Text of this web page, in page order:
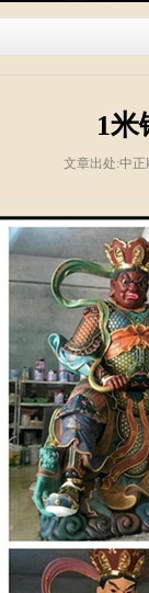
1米
文章出处:中